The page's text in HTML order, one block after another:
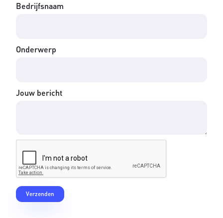
Bedrijfsnaam
Onderwerp
Jouw bericht